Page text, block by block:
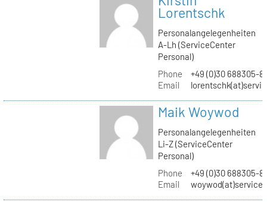
Lorentschk
Personalangelegenheiten
A-Lh (ServiceCenter
Personal)
Phone
+49 (0)30 688305-
Email
Maik Woywod
Personalangelegenheiten
Li-Z (ServiceCenter
Personal)
Phone
+49 (0)30 688305-
Email